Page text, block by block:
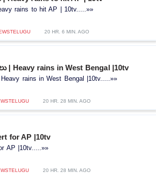
rains to hit AP | 10tv.....»»
20 HR. 6 MIN. AGO
Heavy rains in West Bengal |10tv
rains in West Bengal |10tv.....»»
20 HR. 28 MIN. AGO
for AP |10tv
AP |10tv.....»»
20 HR. 28 MIN. AGO